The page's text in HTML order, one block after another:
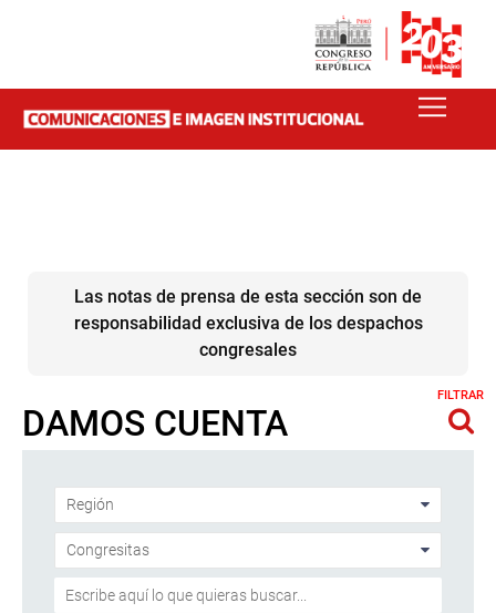
Las notas de prensa de esta sección son de
responsabilidad exclusiva de los despachos
congresales
DAMOS CUENTA
FILTRAR